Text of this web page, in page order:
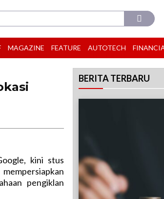
MAGAZINE FEATURE AUTOTECH
kini stus
pengiklan
BERITA TERBARU